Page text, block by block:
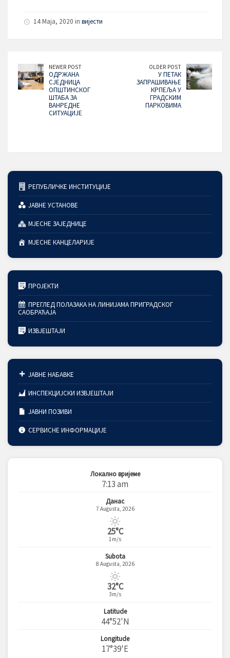
14 Maja, 2020 in вијести
NEWER POST
ОДРЖАНА
СЈЕДНИЦА
ОПШТИНСКОГ
ШТАБА ЗА
ВАНРЕДНЕ
СИТУАЦИЈЕ
OLDER POST
У ПЕТАК
ЗАПРАШИВАЊЕ
КРПЕЉА У
ГРАДСКИМ
ПАРКОВИМА
РЕПУБЛИЧКЕ ИНСТИТУЦИЈЕ
ЈАВНЕ УСТАНОВЕ
МЈЕСНЕ ЗАЈЕДНИЦЕ
МЈЕСНЕ КАНЦЕЛАРИЈЕ
ПРОЈЕКТИ
ПРЕГЛЕД ПОЛАЗАКА НА ЛИНИЈАМА ПРИГРАДСКОГ
САОБРАЋАЈА
ИЗВЈЕШТАЈИ
ЈАВНЕ НАБАВКЕ
ИНСПЕКЦИЈСКИ ИЗВЈЕШТАЈИ
ЈАВНИ ПОЗИВИ
СЕРВИСНЕ ИНФОРМАЦИЈЕ
Локално вријеме
7:13 am
Данас
7 Augusta, 2026
25°C
1m/s
Subota
8 Augusta, 2026
32°C
3m/s
Latitude
44°52'N
Longitude
17°39'E